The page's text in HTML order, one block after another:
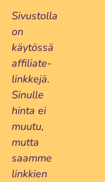
Sivustolla
on
käytössä
affiliate-
linkkejä.
Sinulle
hinta ei
muutu,
mutta
saamme
linkkien